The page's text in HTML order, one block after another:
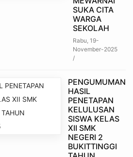
SUKA CITA
WARGA
SEKOLAH
Rabu, 19-
November-2025
/
PENGUMUMAN
HASIL
PENETAPAN
KELULUSAN
SISWA KELAS
XII SMK
NEGERI 2
BUKITTINGGI